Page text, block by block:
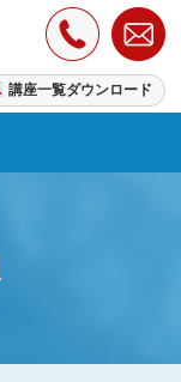
講座一覧ダウンロード